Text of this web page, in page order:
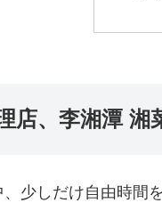
店、李湘潭 湘
少しだけ自由時間